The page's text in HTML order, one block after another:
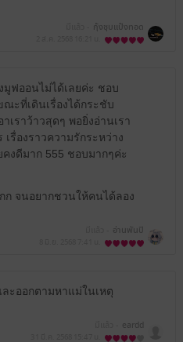
กุ้งชุบแป้งทอด
ฟออนไม่ได้เลยค่ะ ชอบ
ะที่เดินเรื่องได้กระชับ
เราว้าวสุดๆ พอยิ่งอ่านเรา
รื่องราวความรักระหว่าง
งดีมาก 555 ชอบมากๆค่ะ
ก จนอยากชวนให้คนได้ลอง
อ่านพันปี
ะออกตามหาแม่ในเหตุ
eardd